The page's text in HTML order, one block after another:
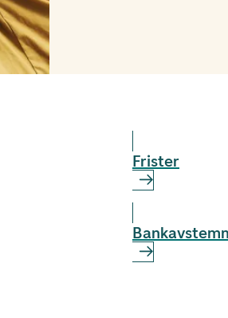
Frister